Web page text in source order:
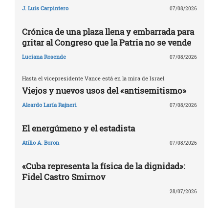
J. Luis Carpintero 07/08/2026
Crónica de una plaza llena y embarrada para
gritar al Congreso que la Patria no se vende
Luciana Rosende 07/08/2026
Hasta el vicepresidente Vance está en la mira de Israel
Viejos y nuevos usos del «antisemitismo»
Aleardo Laría Rajneri 07/08/2026
El energúmeno y el estadista
Atilio A. Boron 07/08/2026
«Cuba representa la física de la dignidad»:
Fidel Castro Smirnov
28/07/2026